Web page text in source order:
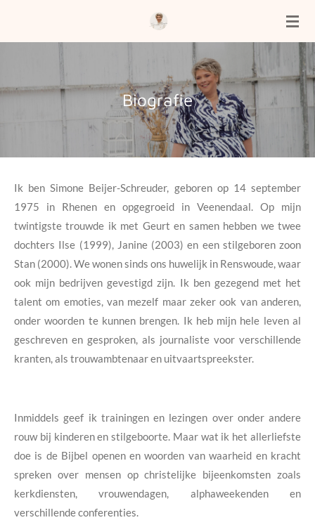
hoofdinhoud
Biografie
Ik ben Simone Beijer-Schreuder, geboren op 14 september
1975 in Rhenen en opgegroeid in Veenendaal. Op mijn
twintigste trouwde ik met Geurt en samen hebben we twee
dochters Ilse (1999), Janine (2003) en een stilgeboren zoon
Stan (2000). We wonen sinds ons huwelijk in Renswoude, waar
ook mijn bedrijven gevestigd zijn. Ik ben gezegend met het
talent om emoties, van mezelf maar zeker ook van anderen,
onder woorden te kunnen brengen. Ik heb mijn hele leven al
geschreven en gesproken, als journaliste voor verschillende
kranten, als trouwambtenaar en uitvaartspreekster.
Inmiddels geef ik trainingen en lezingen over onder andere
rouw bij kinderen en stilgeboorte. Maar wat ik het allerliefste
doe is de Bijbel openen en woorden van waarheid en kracht
spreken over mensen op christelijke bijeenkomsten zoals
kerkdiensten, vrouwendagen, alphaweekenden en
verschillende conferenties.